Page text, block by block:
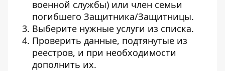
военной службы) или член семьи
погибшего Защитника/Защитницы.
Выберите нужные услуги из списка.
Проверить данные, подтянутые из
реестров, и при необходимости
дополнить их.